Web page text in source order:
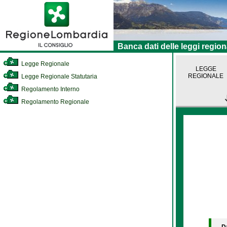
Banca dati delle leggi
Legge Regionale
Legge Regionale Statutaria
Regolamento Interno
Regolamento Regionale
LEGGE
REGIONALE